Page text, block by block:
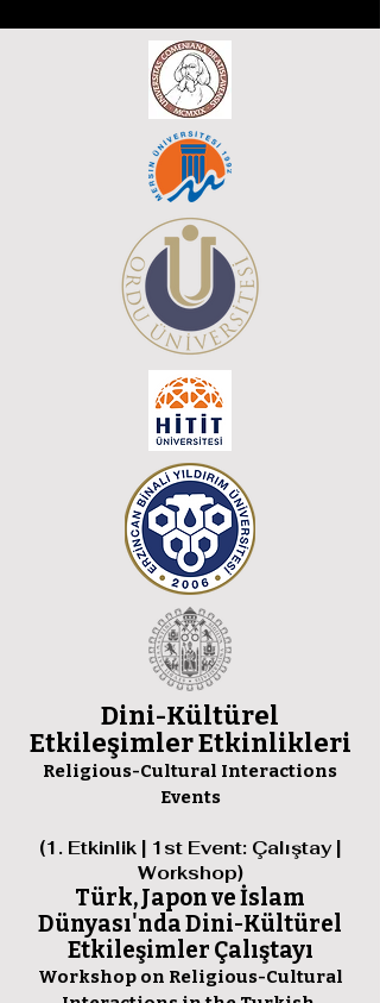
Dini-Kültürel
Etkileşimler Etkinlikleri
Religious-Cultural Interactions
Events
(1. Etkinlik | 1st Event: Çalıştay |
Workshop)
Türk, Japon ve İslam
Dünyası'nda Dini-Kültürel
Etkileşimler Çalıştayı
Workshop on Religious-Cultural